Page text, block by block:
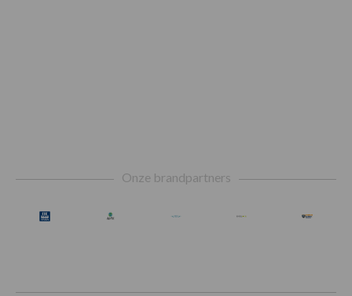
Onze brandpartners